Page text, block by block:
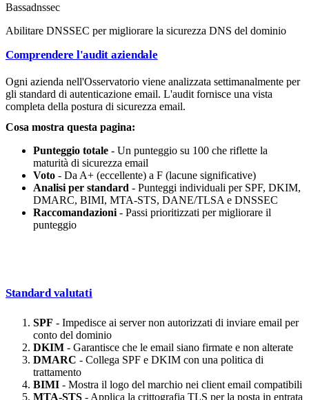
Bassadnssec
Abilitare DNSSEC per migliorare la sicurezza DNS del dominio
Comprendere l'audit aziendale
Ogni azienda nell'Osservatorio viene analizzata settimanalmente per
gli standard di autenticazione email. L'audit fornisce una vista
completa della postura di sicurezza email.
Cosa mostra questa pagina:
Punteggio totale - Un punteggio su 100 che riflette la
maturità di sicurezza email
Voto - Da A+ (eccellente) a F (lacune significative)
Analisi per standard - Punteggi individuali per SPF, DKIM,
DMARC, BIMI, MTA-STS, DANE/TLSA e DNSSEC
Raccomandazioni - Passi prioritizzati per migliorare il
punteggio
Standard valutati
SPF - Impedisce ai server non autorizzati di inviare email per
conto del dominio
DKIM - Garantisce che le email siano firmate e non alterate
DMARC - Collega SPF e DKIM con una politica di
trattamento
BIMI - Mostra il logo del marchio nei client email compatibili
MTA-STS - Applica la crittografia TLS per la posta in entrata